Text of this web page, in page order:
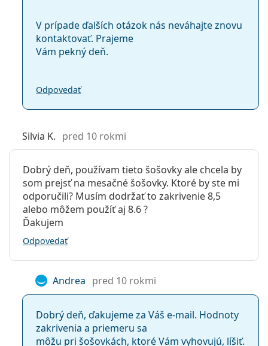
V prípade ďalších otázok nás neváhajte znovu
kontaktovať. Prajeme
Vám pekný deň.
Odpovedať
Silvia K. pred 10 rokmi
Dobrý deň, používam tieto šošovky ale chcela by
som prejsť na mesačné šošovky. Ktoré by ste mi
odporučili? Musím dodržať to zakrivenie 8,5
alebo môžem použíť aj 8.6 ?
Ďakujem
Odpovedať
Andrea pred 10 rokmi
Dobrý deň, ďakujeme za Váš e-mail. Hodnoty
zakrivenia a priemeru sa
môžu pri šošovkách, ktoré Vám vyhovujú, líšiť.